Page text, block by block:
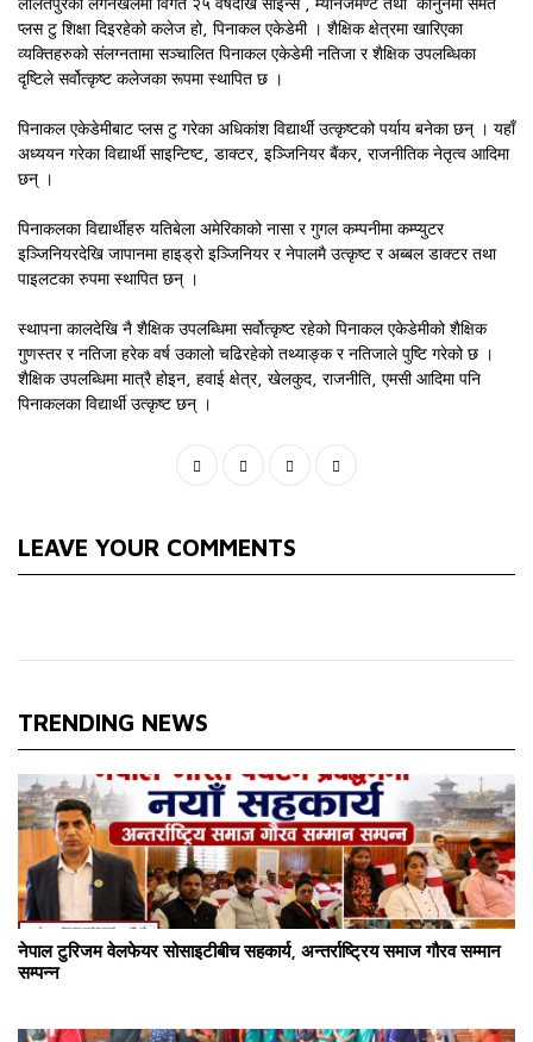
प्लस टु शिक्षा दिइरहेको कलेज हो, पिनाकल एकेडेमी । शैक्षिक क्षेत्रमा खारिएका
व्यक्तिहरुको संलग्नतामा सञ्चालित पिनाकल एकेडेमी नतिजा र शैक्षिक उपलब्धिका
दृष्टिले सर्वोत्कृष्ट कलेजका रूपमा स्थापित छ ।
पिनाकल एकेडेमीबाट प्लस टु गरेका अधिकांश विद्यार्थी उत्कृष्टको पर्याय बनेका छन् । यहाँ
अध्ययन गरेका विद्यार्थी साइन्टिष्ट, डाक्टर, इञ्जिनियर बैंकर, राजनीतिक नेतृत्व आदिमा
छन् ।
पिनाकलका विद्यार्थीहरु यतिबेला अमेरिकाको नासा र गुगल कम्पनीमा कम्प्युटर
इञ्जिनियरदेखि जापानमा हाइड्रो इञ्जिनियर र नेपालमै उत्कृष्ट र अब्बल डाक्टर तथा
पाइलटका रुपमा स्थापित छन् ।
स्थापना कालदेखि नै शैक्षिक उपलब्धिमा सर्वोत्कृष्ट रहेको पिनाकल एकेडेमीको शैक्षिक
गुणस्तर र नतिजा हरेक वर्ष उकालो चढिरहेको तथ्याङ्क र नतिजाले पुष्टि गरेको छ ।
शैक्षिक उपलब्धिमा मात्रै होइन, हवाई क्षेत्र, खेलकुद, राजनीति, एमसी आदिमा पनि
पिनाकलका विद्यार्थी उत्कृष्ट छन् ।
LEAVE YOUR COMMENTS
TRENDING NEWS
नेपाल टुरिजम वेलफेयर सोसाइटीबीच सहकार्य, अन्तर्राष्ट्रिय समाज गौरव सम्मान
सम्पन्न